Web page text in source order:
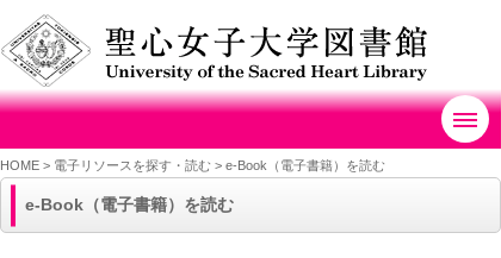
HOME > 電子リソースを探す・読む > e-Book（電子書籍）を読む
e-Book（電子書籍）を読む